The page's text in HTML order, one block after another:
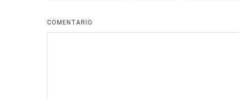
COMENTARIO